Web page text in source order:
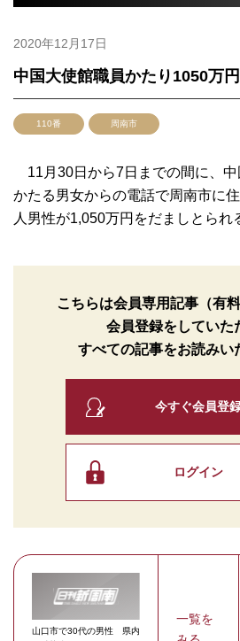
2020年12月17日
中国大使館職員かたり1050万円
110番 周南市
11月30日から7日までの間に、中
かたる男女からの電話で周南市に
人男性が1,050万円をだましとられ
こちらは会員専用記事（有
会員登録をしていた
すべての記事をお読みい
今すぐ会員登
ログイン
山口市で30代の男性 県内
一覧を